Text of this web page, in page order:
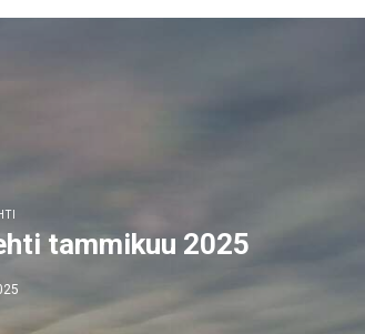
tammikuu 2025